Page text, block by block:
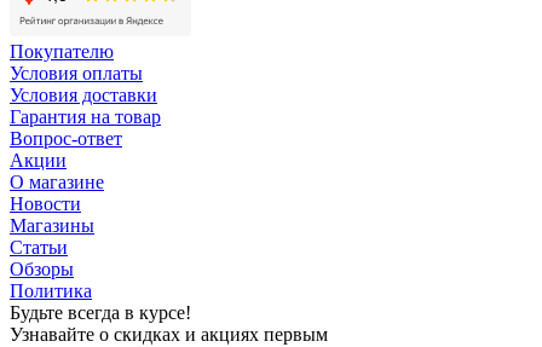
Покупателю
Условия оплаты
Условия доставки
Гарантия на товар
Вопрос-ответ
Акции
О магазине
Новости
Магазины
Статьи
Обзоры
Политика
Будьте всегда в курсе!
Узнавайте о скидках и акциях первым